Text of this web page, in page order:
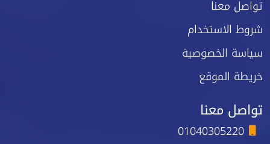
تواصل معنا
شروط الاستخدام
سياسة الخصوصية
خريطة الموقع
تواصل معنا
01040305220